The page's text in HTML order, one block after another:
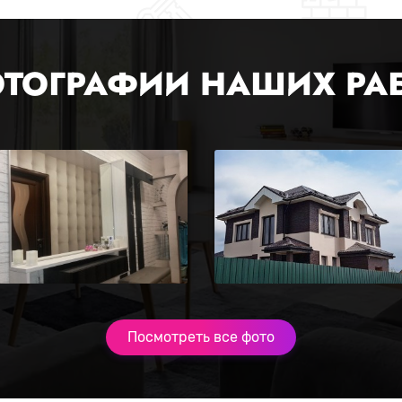
НАШИХ
Посмотреть все фото